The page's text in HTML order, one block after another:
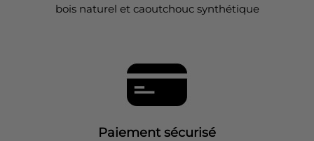
bois naturel et caoutchouc synthétique
Paiement sécurisé